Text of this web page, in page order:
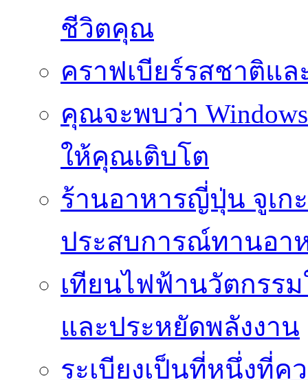
ชีวิตคุณ
คราฟเบียร์รสชาติแ
คุณจะพบว่า
ให้คุณเติบโต
ร้านอาหารญี่ปุ่น จูเก
ประสบการณ์ทานอา
เทียนไฟฟ้านวัตกรร
และประหยัดพลังงาน
ระเบียงเป็นที่หนึ่งที่ค